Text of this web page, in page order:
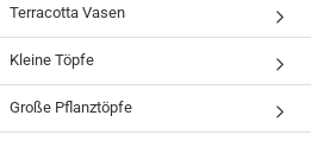
Terracotta Vasen
Kleine Töpfe
Große Pflanztöpfe